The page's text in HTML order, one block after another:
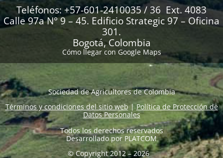
Teléfonos: +57-601-2410035 / 36 Ext. 4083
Calle 97a N° 9 – 45. Edificio Strategic 97 – Oficina
301.
Bogotá, Colombia
Cómo llegar con Google Maps
Sociedad de Agricultores de Colombia
Términos y condiciones del sitio web|Política de Protección de
Datos Personales
Todos los derechos reservados
Desarrollado por PLATCOM
© Copyright 2012 – 2026